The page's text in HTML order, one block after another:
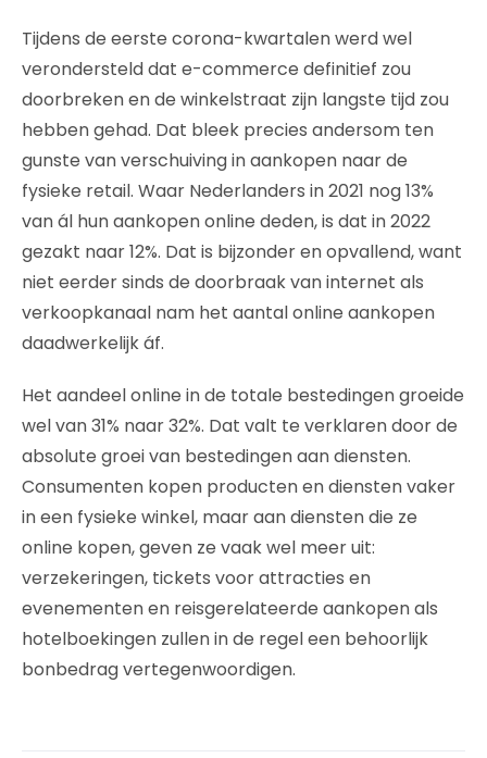
Tijdens de eerste corona-kwartalen werd wel
verondersteld dat e-commerce definitief zou
doorbreken en de winkelstraat zijn langste tijd zou
hebben gehad. Dat bleek precies andersom ten
gunste van verschuiving in aankopen naar de
fysieke retail. Waar Nederlanders in 2021 nog 13%
van ál hun aankopen online deden, is dat in 2022
gezakt naar 12%. Dat is bijzonder en opvallend, want
niet eerder sinds de doorbraak van internet als
verkoopkanaal nam het aantal online aankopen
daadwerkelijk áf.
Het aandeel online in de totale bestedingen groeide
wel van 31% naar 32%. Dat valt te verklaren door de
absolute groei van bestedingen aan diensten.
Consumenten kopen producten en diensten vaker
in een fysieke winkel, maar aan diensten die ze
online kopen, geven ze vaak wel meer uit:
verzekeringen, tickets voor attracties en
evenementen en reisgerelateerde aankopen als
hotelboekingen zullen in de regel een behoorlijk
bonbedrag vertegenwoordigen.